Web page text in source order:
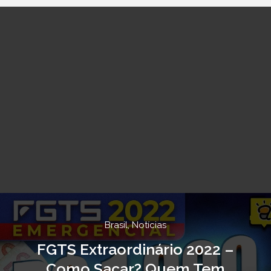
Brasil,Notícias
FGTS Extraordinário 2022 –